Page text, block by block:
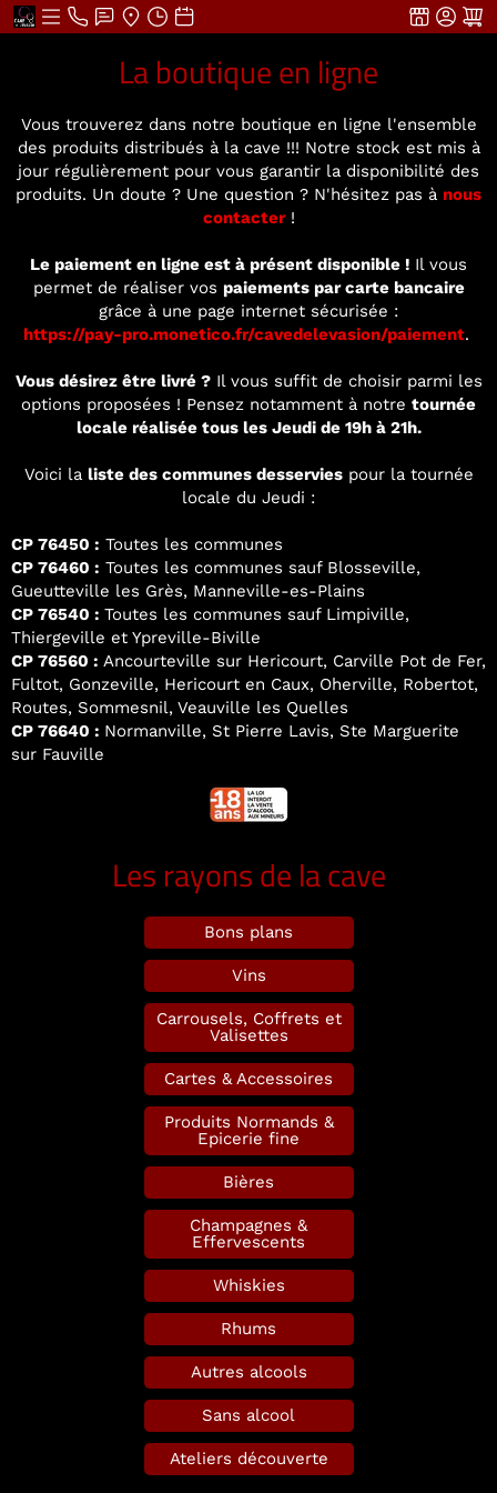
La boutique en ligne
Vous trouverez dans notre boutique en ligne l'ensemble
des produits distribués à la cave !!! Notre stock est mis à
jour régulièrement pour vous garantir la disponibilité des
produits. Un doute ? Une question ? N'hésitez pas à nous
contacter!
Le paiement en ligne est à présent disponible ! Il vous
permet de réaliser vos paiements par carte bancaire
grâce à une page internet sécurisée :
https://pay-pro.monetico.fr/cavedelevasion/paiement.
Vous désirez être livré ?Il vous suffit de choisir parmi les
options proposées ! Pensez notamment à notre tournée
locale réalisée tous les Jeudi de 19h à 21h.
Voici la liste des communes desserviespour la tournée
locale du Jeudi :
CP 76450 : Toutes les communes
CP 76460 : Toutes les communes sauf Blosseville,
Gueutteville les Grès, Manneville-es-Plains
CP 76540 : Toutes les communes sauf Limpiville,
Thiergeville et Ypreville-Biville
CP 76560 : Ancourteville sur Hericourt, Carville Pot de Fer,
Fultot, Gonzeville, Hericourt en Caux, Oherville, Robertot,
Routes, Sommesnil, Veauville les Quelles
CP 76640 : Normanville, St Pierre Lavis, Ste Marguerite
sur Fauville
Les rayons de la cave
Bons plans
Vins
Carrousels, Coffrets et
Valisettes
Cartes & Accessoires
Produits Normands &
Epicerie fine
Bières
Champagnes &
Effervescents
Whiskies
Rhums
Autres alcools
Sans alcool
Ateliers découverte